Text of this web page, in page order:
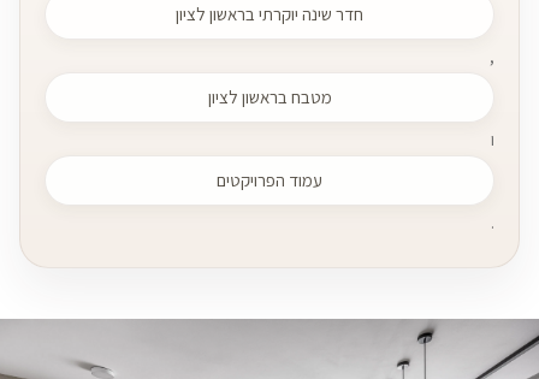
חדר שינה יוקרתי בראשון לציון
,
מטבח בראשון לציון
ו
עמוד הפרויקטים
.